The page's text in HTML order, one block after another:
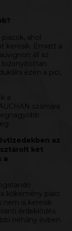
ahol
keresik. Emiatt a
áll az
bizonyítottan
ezen a pici,
a
számára
az
két
a
kőkemény piaci
nem is keresik
érdeklődés
néhány évben.